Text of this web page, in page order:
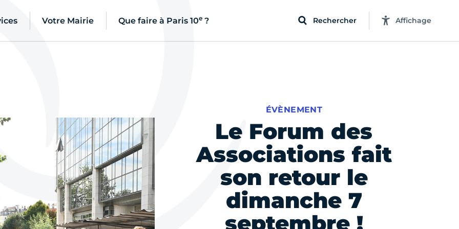
Votre Mairie Que faire à Paris 10e ? Rechercher Affichage
Le Forum des
Associations fait
son retour le
dimanche 7
septembre !
ÉVÈNEMENT